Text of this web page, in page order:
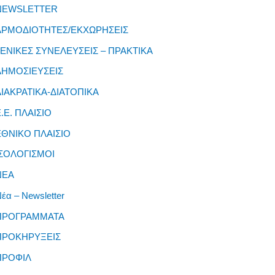
ΕΚΧΩΡΗΣΕΙΣ
ΣΥΝΕΛΕΥΣΕΙΣ – ΠΡΑΚΤΙΚΑ
ΔΙΑΤΟΠΙΚΑ
ΠΛΑΙΣΙΟ
ΠΛΑΙΣΙΟ
– Newsletter